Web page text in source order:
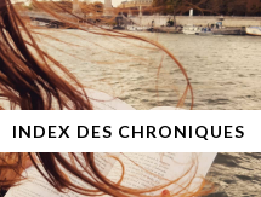
INDEX DES CHRONIQUES